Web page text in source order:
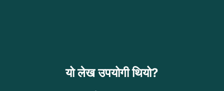
यो लेख उपयोगी थियो?